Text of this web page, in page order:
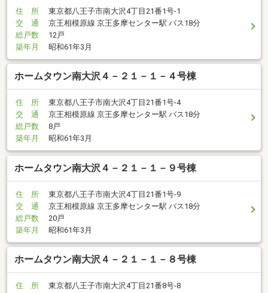
住 所
東京都八王子市南大沢4丁目21番1号-1
交 通
京王相模原線 京王多摩センター駅 バス18分
総戸数
12戸
築年月
昭和61年3月
ホームタウン南大沢４－２１－１－４号棟
住 所
東京都八王子市南大沢4丁目21番1号-4
交 通
京王相模原線 京王多摩センター駅 バス18分
総戸数
8戸
築年月
昭和61年3月
ホームタウン南大沢４－２１－１－９号棟
住 所
東京都八王子市南大沢4丁目21番1号-9
交 通
京王相模原線 京王多摩センター駅 バス18分
総戸数
20戸
築年月
昭和61年3月
ホームタウン南大沢４－２１－１－８号棟
住 所
東京都八王子市南大沢4丁目21番8号-8